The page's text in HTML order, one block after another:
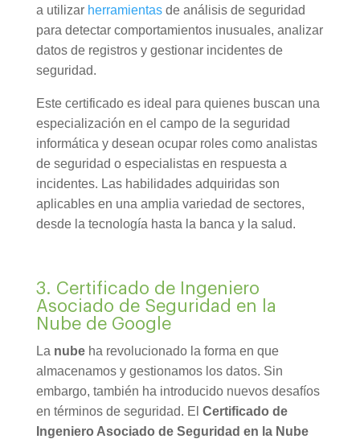
a utilizar herramientasde análisis de seguridad
para detectar comportamientos inusuales, analizar
datos de registros y gestionar incidentes de
seguridad.
Este certificado es ideal para quienes buscan una
especialización en el campo de la seguridad
informática y desean ocupar roles como analistas
de seguridad o especialistas en respuesta a
incidentes. Las habilidades adquiridas son
aplicables en una amplia variedad de sectores,
desde la tecnología hasta la banca y la salud.
3. Certificado de Ingeniero
Asociado de Seguridad en la
Nube de Google
La nubeha revolucionado la forma en que
almacenamos y gestionamos los datos. Sin
embargo, también ha introducido nuevos desafíos
en términos de seguridad. El Certificado de
Ingeniero Asociado de Seguridad en la Nube